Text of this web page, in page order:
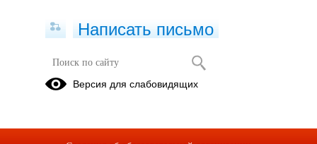
Фотоальбомы
Написать письмо
Версия для слабовидящих